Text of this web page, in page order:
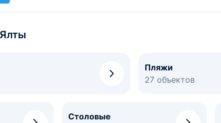
Пляжи
27 объектов
Столовые